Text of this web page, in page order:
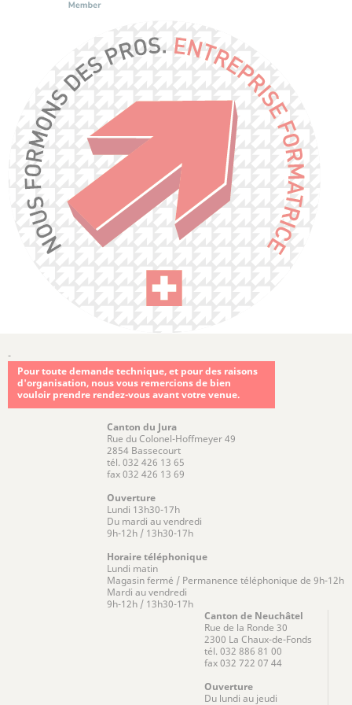
-
Pour toute demande technique, et pour des raisons
d'organisation, nous vous remercions de bien
vouloir prendre rendez-vous avant votre venue.
Canton du Jura
Rue du Colonel-Hoffmeyer 49
2854 Bassecourt
tél. 032 426 13 65
fax 032 426 13 69
Ouverture
Lundi 13h30-17h
Du mardi au vendredi
9h-12h / 13h30-17h
Horaire téléphonique
Lundi matin
Magasin fermé / Permanence téléphonique de 9h-12h
Mardi au vendredi
9h-12h / 13h30-17h
Canton de Neuchâtel
Rue de la Ronde 30
2300 La Chaux-de-Fonds
tél. 032 886 81 00
fax 032 722 07 44
Ouverture
Du lundi au jeudi